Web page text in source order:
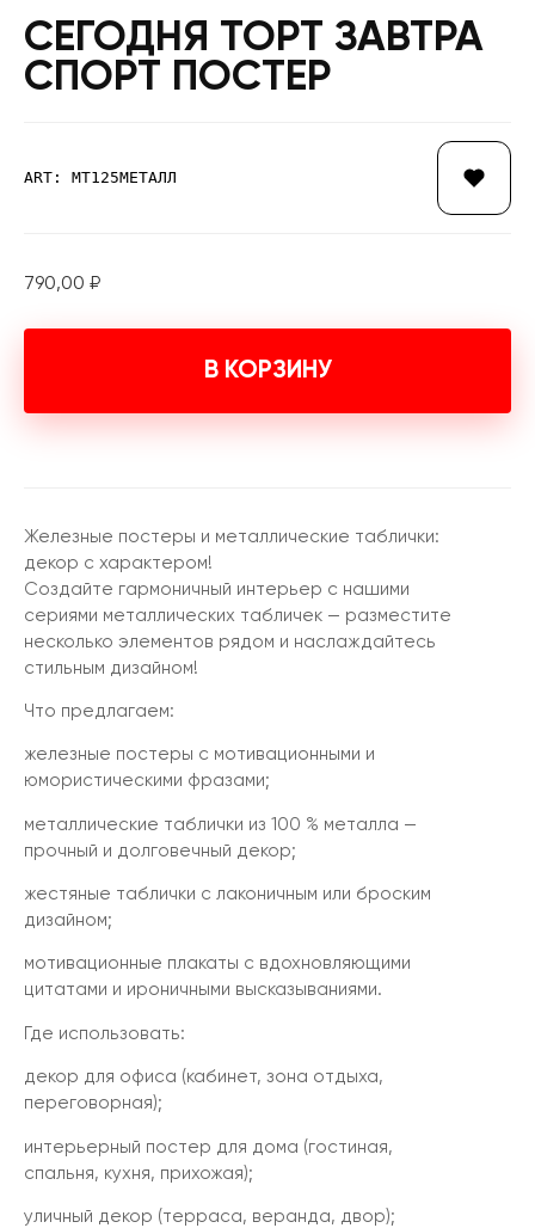
СЕГОДНЯ ТОРТ ЗАВТРА
СПОРТ ПОСТЕР
ART: МТ125МЕТАЛЛ
790,00 ₽
В КОРЗИНУ
Железные постеры и металлические таблички:
декор с характером!
Создайте гармоничный интерьер с нашими
сериями металлических табличек — разместите
несколько элементов рядом и наслаждайтесь
стильным дизайном!
Что предлагаем:
железные постеры с мотивационными и
юмористическими фразами;
металлические таблички из 100 % металла —
прочный и долговечный декор;
жестяные таблички с лаконичным или броским
дизайном;
мотивационные плакаты с вдохновляющими
цитатами и ироничными высказываниями.
Где использовать:
декор для офиса (кабинет, зона отдыха,
переговорная);
интерьерный постер для дома (гостиная,
спальня, кухня, прихожая);
уличный декор (терраса, веранда, двор);